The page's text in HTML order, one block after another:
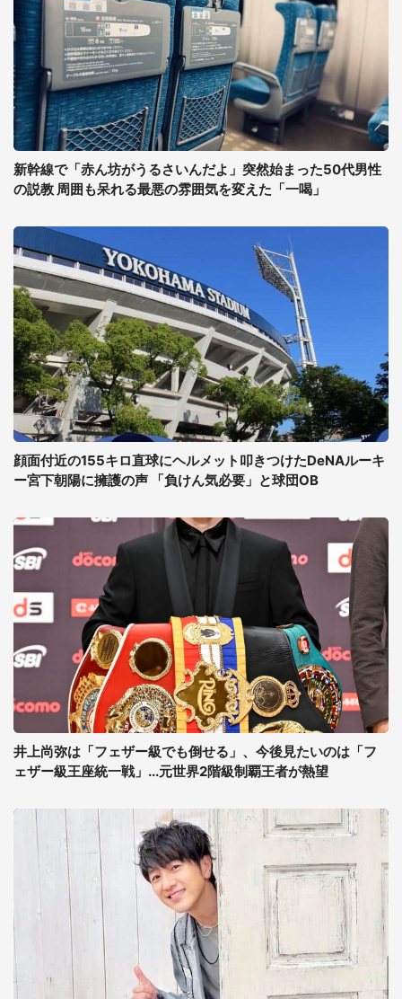
新幹線で「赤ん坊がうるさいんだよ」突然始まった50代男性
の説教 周囲も呆れる最悪の雰囲気を変えた「一喝」
顔面付近の155キロ直球にヘルメット叩きつけたDeNAルーキ
ー宮下朝陽に擁護の声 「負けん気必要」と球団OB
井上尚弥は「フェザー級でも倒せる」、今後見たいのは「フ
ェザー級王座統一戦」...元世界2階級制覇王者が熱望